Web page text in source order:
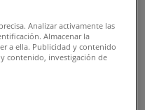
technológiai vállalat
Analizar activamente las
Almacenar la
a ella. Publicidad y contenido
contenido, investigación de